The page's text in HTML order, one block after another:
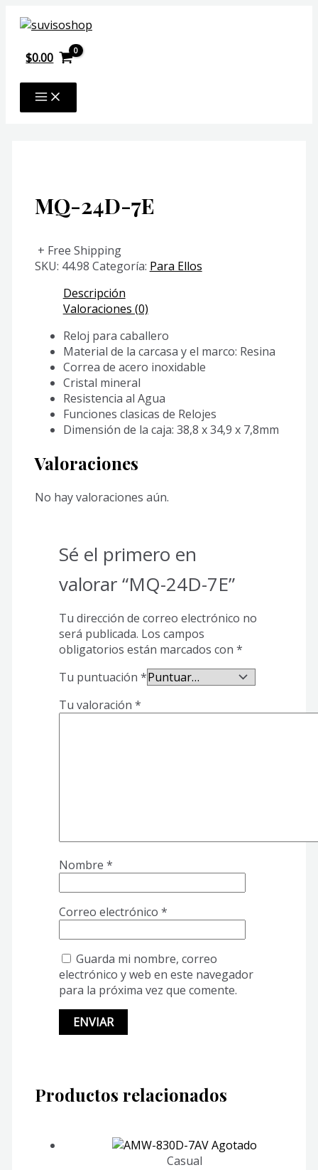
$0.00
MAIN
MENU
MQ-24D-7E
+ Free Shipping
SKU: 44.98 Categoría: Para Ellos
Descripción
Valoraciones (0)
Reloj para caballero
Material de la carcasa y el marco: Resina
Correa de acero inoxidable
Cristal mineral
Resistencia al Agua
Funciones clasicas de Relojes
Dimensión de la caja: 38,8 x 34,9 x 7,8mm
Valoraciones
No hay valoraciones aún.
Sé el primero en
valorar “MQ-24D-7E”
Tu dirección de correo electrónico no
será publicada. Los campos
obligatorios están marcados con *
Tu puntuación *
Tu valoración *
Nombre *
Correo electrónico *
Guarda mi nombre, correo
electrónico y web en este navegador
para la próxima vez que comente.
Productos relacionados
Agotado
Casual